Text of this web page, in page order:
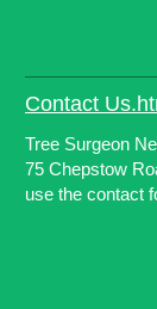
Contact
Tree Surgeon
75 Chepstow
use the contact